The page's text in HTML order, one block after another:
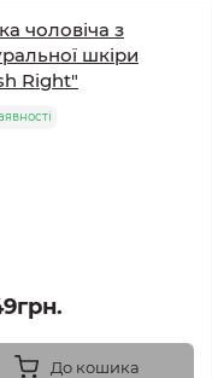
чоловіча з
шкіри
Right"
До кошика